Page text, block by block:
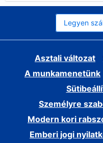
Legyen
Asztali változat
A munkamenetünk
Személyre
Modern kori
Emberi jogi